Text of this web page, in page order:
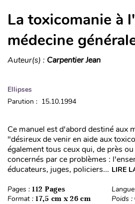
La toxicomanie à
médecine
Auteur(s) : Carpentier Jean
Ellipses
Parution : 15.10.1994
Ce manuel est d'abord destiné aux
"désireux de venir en aide aux
également tous ceux qui, de près
concernés par ce problèmes :
éducateurs, juges, policiers... LIRE
Pages : 112 Pages
Format : 17,5 cm x 26 cm Poids :